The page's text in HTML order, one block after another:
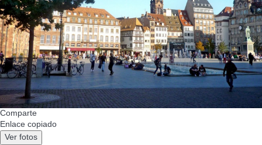
Comparte
Enlace copiado
Ver fotos